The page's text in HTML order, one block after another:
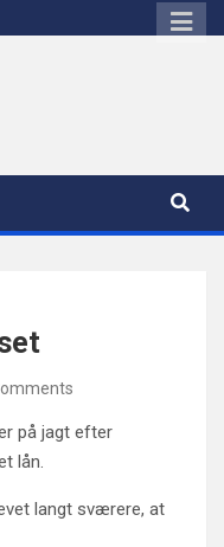
på jagt efter
lån.
langt sværere, at